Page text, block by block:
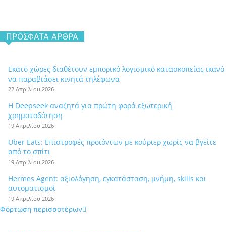
ΠΡΌΣΦΑΤΑ ΆΡΘΡΑ
Εκατό χώρες διαθέτουν εμπορικό λογισμικό κατασκοπείας ικανό
να παραβιάσει κινητά τηλέφωνα
22 Απριλίου 2026
Η Deepseek αναζητά για πρώτη φορά εξωτερική
χρηματοδότηση
19 Απριλίου 2026
Uber Eats: Επιστροφές προϊόντων με κούριερ χωρίς να βγείτε
από το σπίτι
19 Απριλίου 2026
Hermes Agent: αξιολόγηση, εγκατάσταση, μνήμη, skills και
αυτοματισμοί
19 Απριλίου 2026
Φόρτωση περισσοτέρων